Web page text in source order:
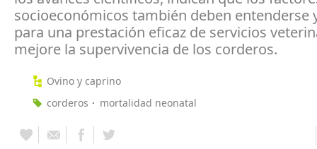
socioeconómicos también deben entenderse
para una prestación eficaz de servicios
mejore la supervivencia de los corderos.
Ovino y caprino
corderos
mortalidad neonatal